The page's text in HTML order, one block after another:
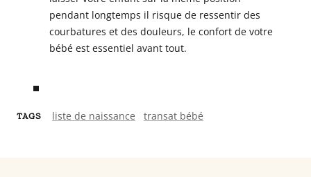
pendant longtemps il risque de ressentir des
courbatures et des douleurs, le confort de votre
bébé est essentiel avant tout.
TAGS liste de naissance transat bébé